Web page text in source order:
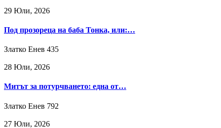
29 Юли, 2026
Под прозореца на баба Тонка, или:…
Златко Енев 435
28 Юли, 2026
Митът за потурчването: една от…
Златко Енев 792
27 Юли, 2026